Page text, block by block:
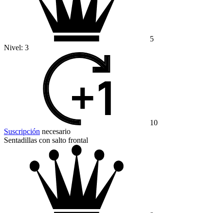
5
Nivel: 3
10
Suscripción necesario
Sentadillas con salto frontal